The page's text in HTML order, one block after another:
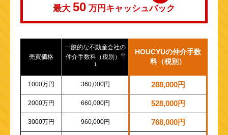
最大 50 万円 キャッシュバック
売買価格
一般的な不動産会社の
仲介手数料（税別）
※
1
HOUCYUの仲介手数
料（税別）
1000万円 360,000円 288,000円
2000万円 660,000円 528,000円
3000万円 960,000円 768,000円